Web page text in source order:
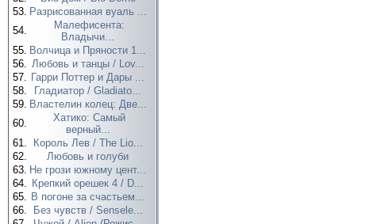
53. Разрисованная вуаль ...
54.
Малефисента:
Владычи...
55. Волчица и Пряности 1...
56. Любовь и танцы / Lov...
57. Гарри Поттер и Дары ...
58.
Гладиатор / Gladiato...
59. Властелин колец: Две...
60.
Хатико: Самый
верный...
61.
Король Лев / The Lio...
62.
Любовь и голуби
63. Не грози южному цент...
64. Крепкий орешек 4 / D...
65. В погоне за счастьем...
66.
Без чувств / Sensele...